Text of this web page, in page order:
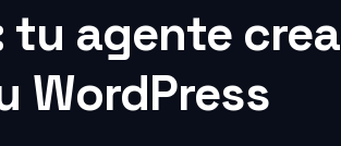
tu agente crea
WordPress